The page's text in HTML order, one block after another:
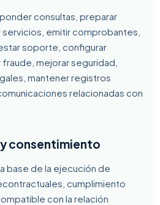
consultas, preparar
emitir comprobantes,
soporte, configurar
mejorar seguridad,
mantener registros
relacionadas con
consentimiento
base de la ejecución de
cumplimiento
con la relación